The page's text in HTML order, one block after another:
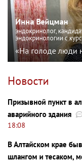
Инна Вейцман
эндокринолог,
эндокринологии с
«На голоде люди
Новости
Призывной пункт в
аварийного здания
18:08
В Алтайском крае
шлангом и тесаком,